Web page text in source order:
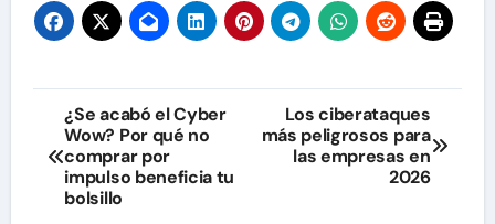
Navegación
de
entradas
¿Se acabó el Cyber
Wow? Por qué no
comprar por
impulso beneficia tu
bolsillo
Los ciberataques
más peligrosos para
las empresas en
2026